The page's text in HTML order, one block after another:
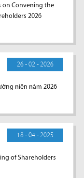
on Convening the
2026
26 - 02 - 2026
niên năm 2026
18 - 04 - 2025
of Shareholders